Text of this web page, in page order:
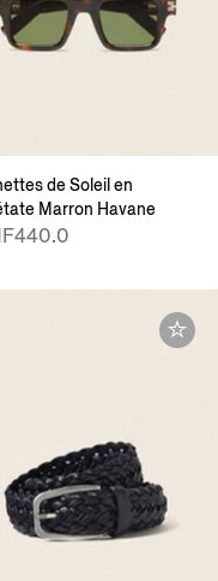
de Soleil en
Marron Havane